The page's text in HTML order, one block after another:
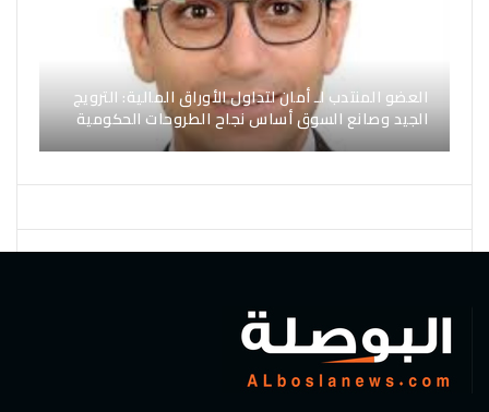
العضو المنتدب لـ أمان لتداول الأوراق المالية: الترويج
الجيد وصانع السوق أساس نجاح الطروحات الحكومية